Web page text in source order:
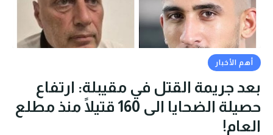
أهم الأخبار
بعد جريمة القتل في مقيبلة: ارتفاع
حصيلة الضحايا الى 160 قتيلًا منذ مطلع
العام!